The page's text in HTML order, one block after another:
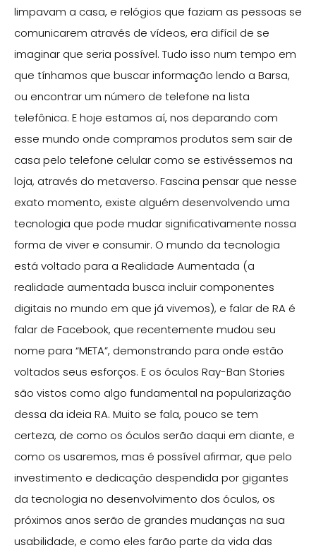
limpavam a casa, e relógios que faziam as pessoas se
comunicarem através de vídeos, era difícil de se
imaginar que seria possível. Tudo isso num tempo em
que tínhamos que buscar informação lendo a Barsa,
ou encontrar um número de telefone na lista
telefônica. E hoje estamos aí, nos deparando com
esse mundo onde compramos produtos sem sair de
casa pelo telefone celular como se estivéssemos na
loja, através do metaverso. Fascina pensar que nesse
exato momento, existe alguém desenvolvendo uma
tecnologia que pode mudar significativamente nossa
forma de viver e consumir. O mundo da tecnologia
está voltado para a Realidade Aumentada (a
realidade aumentada busca incluir componentes
digitais no mundo em que já vivemos), e falar de RA é
falar de Facebook, que recentemente mudou seu
nome para “META”, demonstrando para onde estão
voltados seus esforços. E os óculos Ray-Ban Stories
são vistos como algo fundamental na popularização
dessa da ideia RA. Muito se fala, pouco se tem
certeza, de como os óculos serão daqui em diante, e
como os usaremos, mas é possível afirmar, que pelo
investimento e dedicação despendida por gigantes
da tecnologia no desenvolvimento dos óculos, os
próximos anos serão de grandes mudanças na sua
usabilidade, e como eles farão parte da vida das